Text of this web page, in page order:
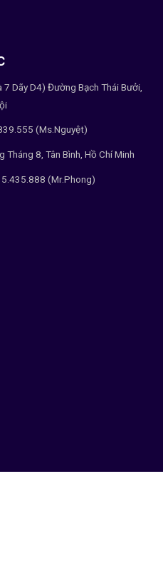
Dãy D4) Đường Bạch Thái Bưởi,
(Ms.Nguyệt)
Tháng 8, Tân Bình, Hồ Chí Minh
(Mr.Phong)